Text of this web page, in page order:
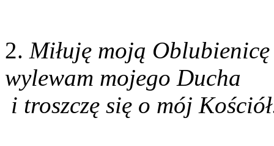
2. Miłuję moją
wylewam mojego Ducha
i troszczę się o mój